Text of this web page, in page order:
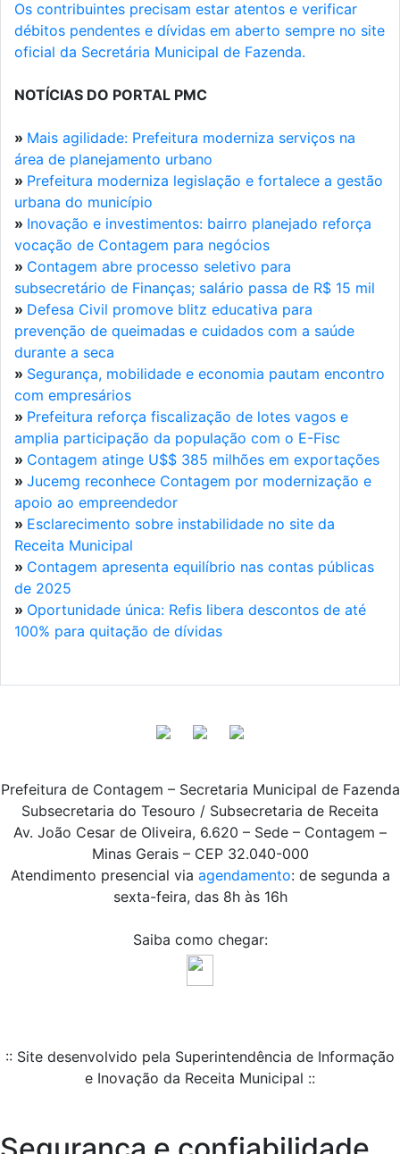
Os contribuintes precisam estar atentos e verificar
débitos pendentes e dívidas em aberto sempre no site
oficial da Secretária Municipal de Fazenda.
NOTÍCIAS DO PORTAL PMC
» Mais agilidade: Prefeitura moderniza serviços na
área de planejamento urbano
» Prefeitura moderniza legislação e fortalece a gestão
urbana do município
» Inovação e investimentos: bairro planejado reforça
vocação de Contagem para negócios
» Contagem abre processo seletivo para
subsecretário de Finanças; salário passa de R$ 15 mil
» Defesa Civil promove blitz educativa para
prevenção de queimadas e cuidados com a saúde
durante a seca
» Segurança, mobilidade e economia pautam encontro
com empresários
» Prefeitura reforça fiscalização de lotes vagos e
amplia participação da população com o E-Fisc
» Contagem atinge U$$ 385 milhões em exportações
» Jucemg reconhece Contagem por modernização e
apoio ao empreendedor
» Esclarecimento sobre instabilidade no site da
Receita Municipal
» Contagem apresenta equilíbrio nas contas públicas
de 2025
» Oportunidade única: Refis libera descontos de até
100% para quitação de dívidas
Prefeitura de Contagem – Secretaria Municipal de Fazenda
Subsecretaria do Tesouro / Subsecretaria de Receita
Av. João Cesar de Oliveira, 6.620 – Sede – Contagem –
Minas Gerais – CEP 32.040-000
Atendimento presencial via agendamento: de segunda a
sexta-feira, das 8h às 16h
Saiba como chegar:
:: Site desenvolvido pela Superintendência de Informação
e Inovação da Receita Municipal ::